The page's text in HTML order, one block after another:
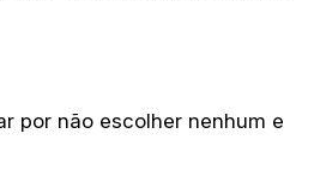
por não escolher nenhum e